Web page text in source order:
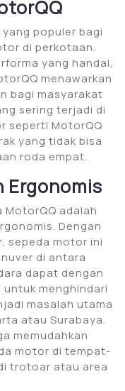
populer bagi
di perkotaan.
yang handal,
menawarkan
bagi masyarakat
sering terjadi di
seperti MotorQQ
yang tidak bisa
roda empat.
Ergonomis
adalah
Dengan
sepeda motor ini
di antara
dapat dengan
menghindari
masalah utama
atau Surabaya.
memudahkan
motor di tempat-
trotoar atau area